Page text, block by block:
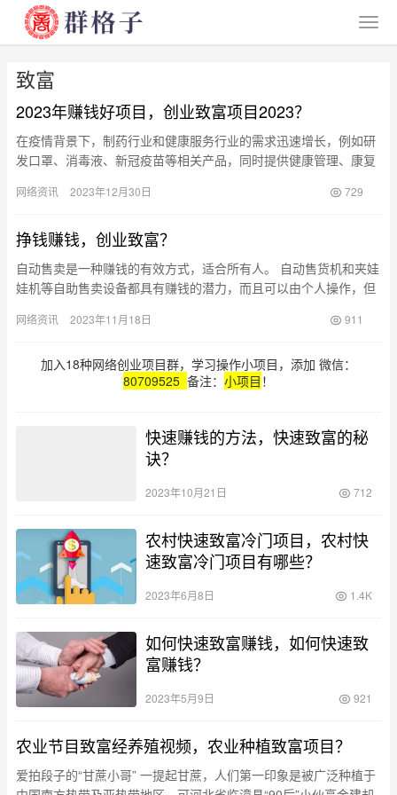
致富
2023年赚钱好项目，创业致富项目2023？
在疫情背景下，制药行业和健康服务行业的需求迅速增长，例如研
发口罩、消毒液、新冠疫苗等相关产品，同时提供健康管理、康复
随着…
网络资讯 2023年12月30日 729
挣钱赚钱，创业致富？
自动售卖是一种赚钱的有效方式，适合所有人。 自动售货机和夹娃
娃机等自助售卖设备都具有赚钱的潜力，而且可以由个人操作，但
查，…
网络资讯 2023年11月18日 911
加入18种网络创业项目群，学习操作小项目，添加 微信：
80709525 备注： 小项目 ！
快速赚钱的方法，快速致富的秘
诀？
2023年10月21日 712
农村快速致富冷门项目，农村快
速致富冷门项目有哪些？
2023年6月8日 1.4K
如何快速致富赚钱，如何快速致
富赚钱？
2023年5月9日 921
农业节目致富经养殖视频，农业种植致富项目？
爱拍段子的“甘蔗小哥” 一提起甘蔗，人们第一印象是被广泛种植于